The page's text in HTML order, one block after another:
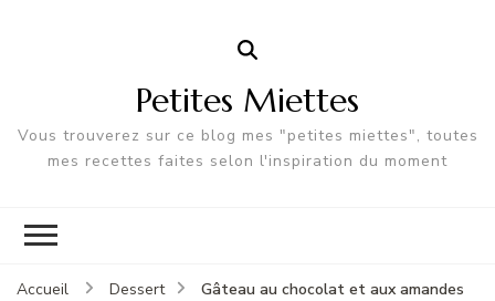
Petites Miettes
Vous trouverez sur ce blog mes "petites miettes", toutes
mes recettes faites selon l'inspiration du moment
Accueil Dessert Gâteau au chocolat et aux amandes